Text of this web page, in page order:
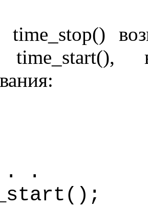
time_stop()
time start(), в
. .
start ();